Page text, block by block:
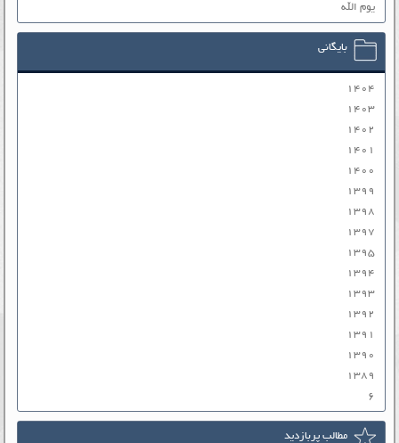
یوم الله
بایگانی
۱۴۰۴
۱۴۰۳
۱۴۰۲
۱۴۰۱
۱۴۰۰
۱۳۹۹
۱۳۹۸
۱۳۹۷
۱۳۹۵
۱۳۹۴
۱۳۹۳
۱۳۹۲
۱۳۹۱
۱۳۹۰
۱۳۸۹
۶
مطالب پربازدید